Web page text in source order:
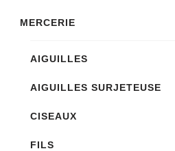
MERCERIE
AIGUILLES
AIGUILLES SURJETEUSE
CISEAUX
FILS